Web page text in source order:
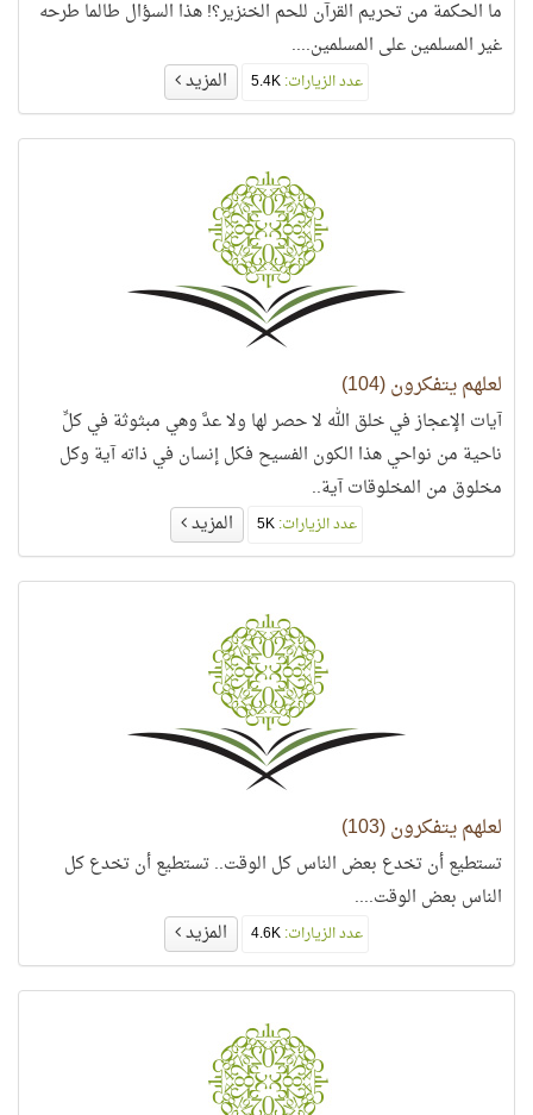
ما الحكمة من تحريم القرآن للحم الخنزير؟! هذا السؤال طالما طرحه
غير المسلمين على المسلمين....
عدد الزيارات: المزيد
لعلهم يتفكرون (104)
آيات الإعجاز في خلق الله لا حصر لها ولا عدَّ وهي مبثوثة في كلِّ
ناحية من نواحي هذا الكون الفسيح فكل إنسان في ذاته آية وكل
مخلوق من المخلوقات آية..
عدد الزيارات: المزيد
لعلهم يتفكرون (103)
تستطيع أن تخدع بعض الناس كل الوقت.. تستطيع أن تخدع كل
الناس بعض الوقت....
عدد الزيارات: المزيد